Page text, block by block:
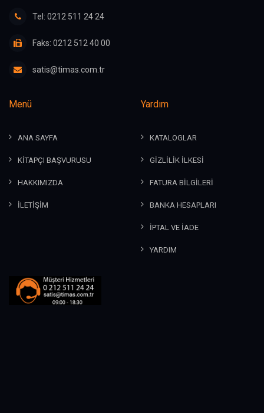
Tel: 0212 511 24 24
Faks: 0212 512 40 00
satis@timas.com.tr
Menü
ANA SAYFA
KİTAPÇI BAŞVURUSU
HAKKIMIZDA
İLETİŞİM
Yardım
KATALOGLAR
GİZLİLİK İLKESİ
FATURA BİLGİLERİ
BANKA HESAPLARI
İPTAL VE İADE
YARDIM